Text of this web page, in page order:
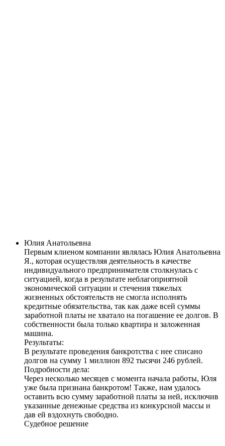
Юлия Анатольевна
Первым клиеном компании являлась Юлия Анатольевна
Я., которая осуществляя деятельность в качестве
индивидуального предпринимателя столкнулась с
ситуацией, когда в результате неблагоприятной
экономической ситуации и стечения тяжелых
жизненных обстоятельств не смогла исполнять
кредитные обязательства, так как даже всей суммы
заработной платы не хватало на погашение ее долгов. В
собственности была только квартира и заложенная
машина.
Результаты:
В результате проведения банкротства с нее списано
долгов на сумму 1 миллион 892 тысячи 246 рублей.
Подробности дела:
Через несколько месяцев с момента начала работы, Юля
уже была признана банкротом! Также, нам удалось
оставить всю сумму заработной платы за ней, исключив
указанные денежные средства из конкурсной массы и
дав ей вздохнуть свободно.
Судебное решение